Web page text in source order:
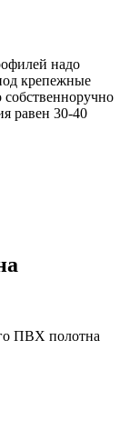
надо
крепежные
равен 30-40
ПВХ полотна